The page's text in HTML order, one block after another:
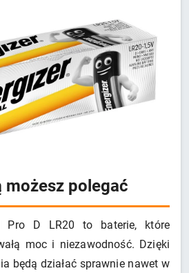
możesz polegać
Pro D LR20 to baterie, które
moc i niezawodność. Dzięki
będą działać sprawnie nawet w